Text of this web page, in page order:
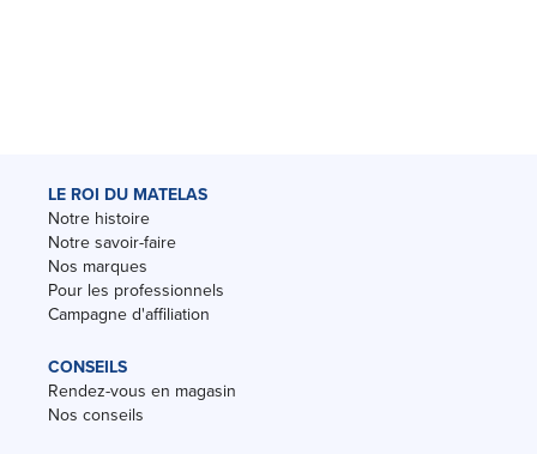
LE ROI DU MATELAS
Notre histoire
Notre savoir-faire
Nos marques
Pour les professionnels
Campagne d'affiliation
CONSEILS
Rendez-vous en magasin
Nos conseils